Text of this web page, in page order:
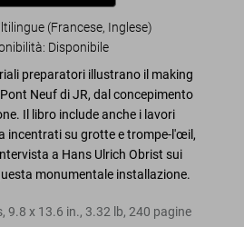
(Francese, Inglese)
: Disponibile
preparatori illustrano il making
Neufdi JR, dal concepimento
. Il libro include anche i lavori
incentrati su grotte e trompe-l'œil,
a Hans Ulrich Obrist sui
monumentale installazione.
, 9.8 x 13.6 in., 3.32 lb, 240 pagine